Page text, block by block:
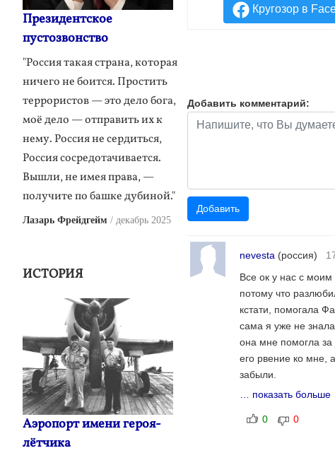
Кругозор в
Добавить комментарий:
nevesta (россия)
Все ок у нас с
потому что
кстати, помогала
сама я уже не
она мне помогла за
его рвение ко мне,
забыли.
… показать больше
0 0
Президентское
пустозвонство
"Россия такая страна, которая
ничего не боится. Простить
террористов — это дело бога,
моё дело — отправить их к
нему. Россия не сердиться,
Россия сосредотачивается.
Вышли, не имея права, —
получите по башке дубиной."
Лазарь Фрейдгейм декабрь 2025
ИСТОРИЯ
Аэропорт имени героя-
лётчика